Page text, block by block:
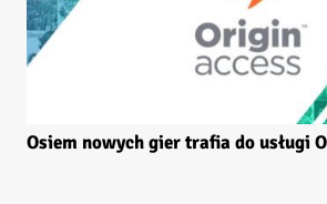
Osiem nowych gier trafia do usługi